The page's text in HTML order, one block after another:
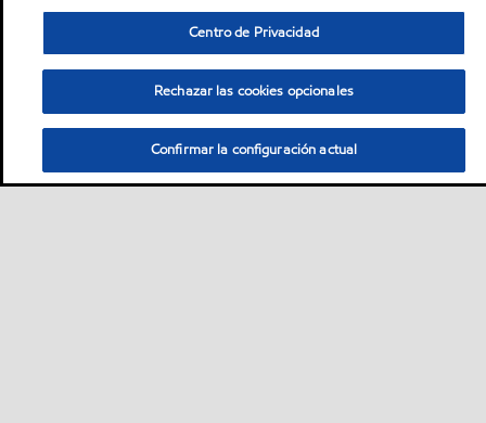
Centro de Privacidad
Rechazar las cookies opcionales
Confirmar la configuración actual